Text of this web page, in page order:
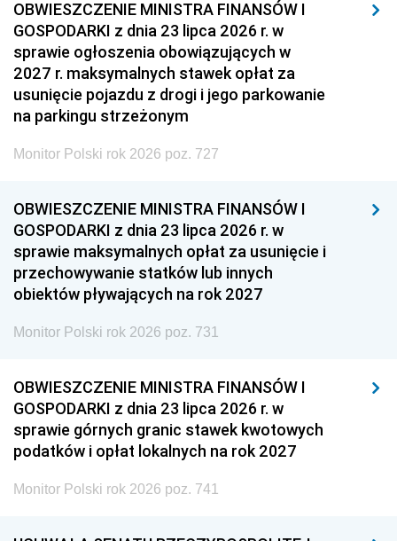
OBWIESZCZENIE MINISTRA FINANSÓW I
GOSPODARKI z dnia 23 lipca 2026 r. w
sprawie ogłoszenia obowiązujących w
2027 r. maksymalnych stawek opłat za
usunięcie pojazdu z drogi i jego parkowanie
na parkingu strzeżonym
Monitor Polski rok 2026 poz. 727
OBWIESZCZENIE MINISTRA FINANSÓW I
GOSPODARKI z dnia 23 lipca 2026 r. w
sprawie maksymalnych opłat za usunięcie i
przechowywanie statków lub innych
obiektów pływających na rok 2027
Monitor Polski rok 2026 poz. 731
OBWIESZCZENIE MINISTRA FINANSÓW I
GOSPODARKI z dnia 23 lipca 2026 r. w
sprawie górnych granic stawek kwotowych
podatków i opłat lokalnych na rok 2027
Monitor Polski rok 2026 poz. 741